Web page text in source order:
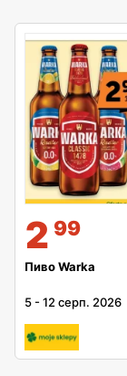
2 99
Пиво Warka
5 -12 серп. 2026